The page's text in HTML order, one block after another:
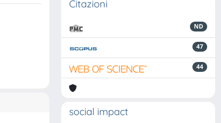
Citazioni
ND
47
44
social impact